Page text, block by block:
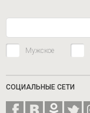
Мужское
СОЦИАЛЬНЫЕ СЕТИ